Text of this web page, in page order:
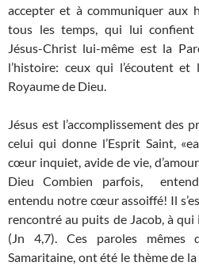
accepter et à communiquer aux
tous les temps, qui lui confient
Jésus-Christ lui-même est la
l’histoire: ceux qui l’écoutent
Royaume de Dieu.
Jésus est l’accomplissement des
celui qui donne l’Esprit Saint,
cœur inquiet, avide de vie,
Dieu Combien parfois,
entendu notre cœur assoiffé! Il
rencontré au puits de Jacob, à
(Jn 4,7). Ces paroles mêmes
Samaritaine, ont été le thème de